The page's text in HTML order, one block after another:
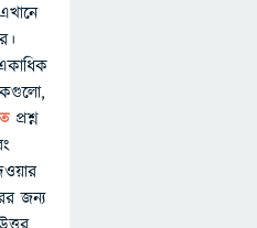
প্রশ্ন
জন্য